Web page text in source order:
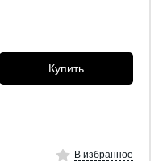
Купить
В избранное